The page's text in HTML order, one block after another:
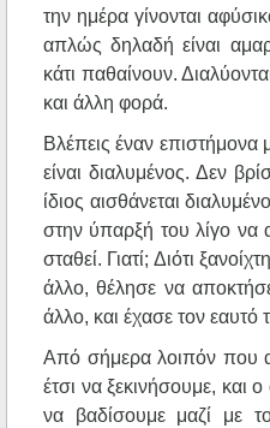
την ημέρα γίνονται
απλώς δηλαδή είναι
κάτι παθαίνουν.
και άλλη φορά.
Βλέπεις έναν
είναι διαλυμένος. Δεν
ίδιος αισθάνεται
στην ύπαρξή του λίγο να
σταθεί. Γιατί; Διότι
άλλο, θέλησε να
άλλο, και έχασε τον εαυτό
Από σήμερα λοιπόν που
έτσι να ξεκινήσουμε, και
να βαδίσουμε μαζί με